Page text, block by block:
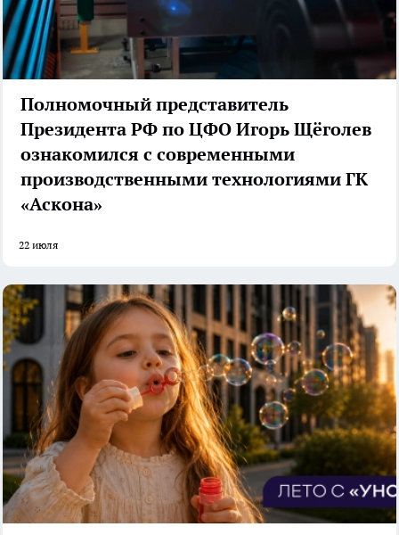
Полномочный представитель
Президента РФ по ЦФО Игорь Щёголев
ознакомился с современными
производственными технологиями ГК
«Аскона»
22 июля